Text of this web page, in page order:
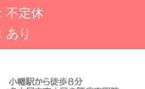
不定休
あり